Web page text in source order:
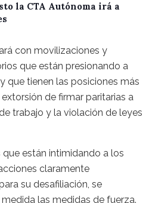
la CTA Autónoma irá a
con movilizaciones y
que están presionando a
que tienen las posiciones más
de firmar paritarias a
trabajo y la violación de leyes
están intimidando a los
claramente
su desafiliación, se
las medidas de fuerza.